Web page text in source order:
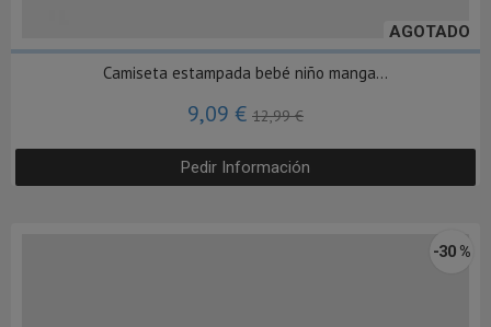
AGOTADO
Camiseta estampada bebé niño manga...
9,09 € 12,99 €
Pedir Información
-30 %